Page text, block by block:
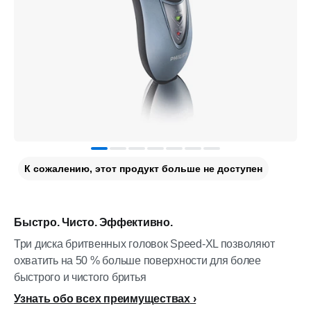
Быстро. Чисто. Эффективно.
Три диска бритвенных головок Speed-XL позволяют
охватить на 50 % больше поверхности для более
быстрого и чистого бритья
Узнать обо всех преимуществах
К сожалению, этот продукт больше не доступен